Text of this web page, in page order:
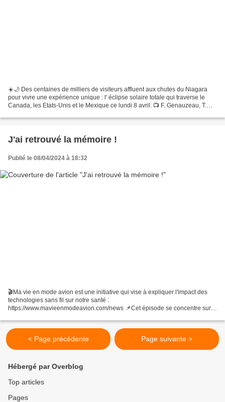
☀️🌙 Des centaines de milliers de visiteurs affluent aux chutes du Niagara
pour vivre une expérience unique : l' éclipse solaire totale qui traverse le
Canada, les Etats-Unis et le Mexique ce lundi 8 avril. 📺 F. Genauzeau, T.
J'ai retrouvé la mémoire !
Publié le 08/04/2024 à 18:32
🎬Ma vie en mode avion est une initiative qui vise à expliquer l'impact des
technologies sans fil sur notre santé :
https://www.mavieenmodeavion.com/news 📌Cet épisode se concentre sur
< Page précédente Page suivante >
Hébergé par Overblog
Top articles
Pages